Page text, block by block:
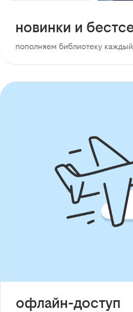
новинки и
пополняем библиотеку
офлайн-доступ